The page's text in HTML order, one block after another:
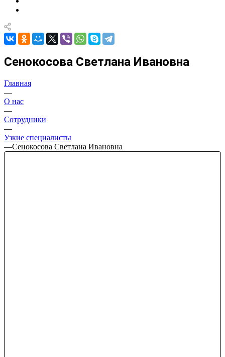
Сенокосова Светлана Ивановна
Главная
—
О нас
—
Сотрудники
—
Узкие специалисты
—Сенокосова Светлана Ивановна